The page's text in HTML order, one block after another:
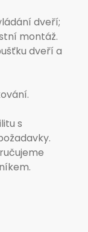
dveří;
montáž.
dveří a
s